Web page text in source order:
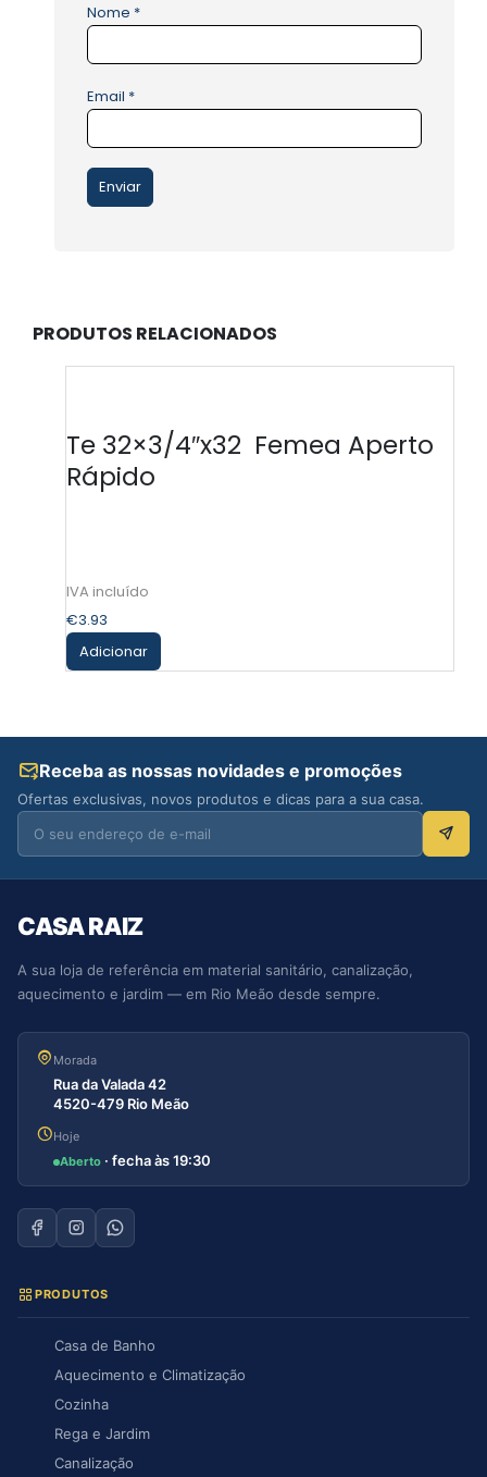
Nome *
Email *
PRODUTOS RELACIONADOS
Te 32×3/4″x32 Femea Aperto
Rápido
€3.93
Adicionar
Receba as nossas novidades e promoções
Ofertas exclusivas, novos produtos e dicas para a sua casa.
CASA RAIZ
A sua loja de referência em material sanitário, canalização,
aquecimento e jardim — em Rio Meão desde sempre.
Morada
Rua da Valada 42
4520-479 Rio Meão
Hoje
Aberto · fecha às 19:30
PRODUTOS
Casa de Banho
Aquecimento e Climatização
Cozinha
Rega e Jardim
Canalização